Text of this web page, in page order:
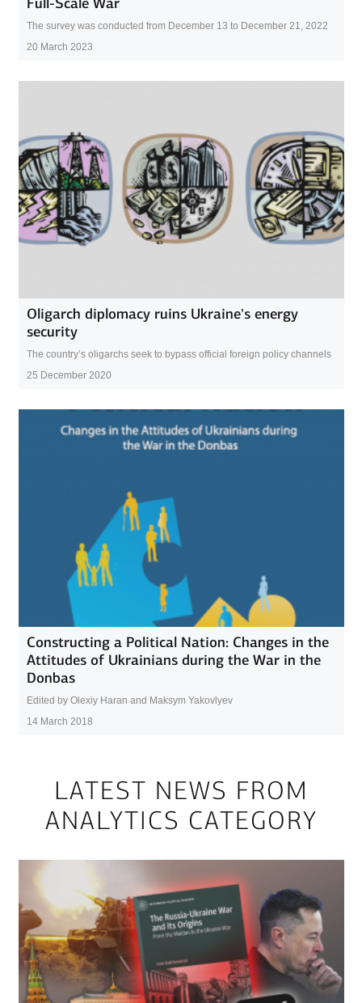
The survey was conducted from December 13 to December 21, 2022
20 March 2023
Oligarch diplomacy ruins Ukraine’s energy
security
The country’s oligarchs seek to bypass official foreign policy channels
25 December 2020
Constructing a Political Nation: Changes in the
Attitudes of Ukrainians during the War in the
Donbas
Edited by Olexiy Haran and Maksym Yakovlyev
14 March 2018
LATEST NEWS FROM
ANALYTICS CATEGORY